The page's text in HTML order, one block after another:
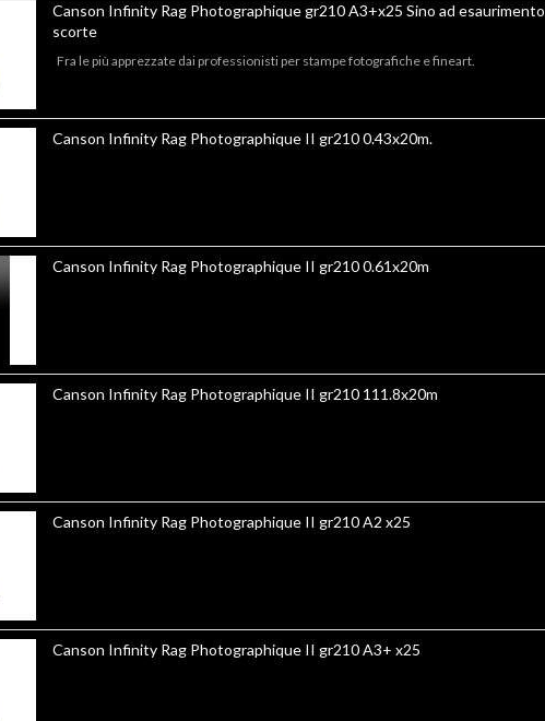
Canson Infinity Rag Photographique gr210 A3+x25 Sino ad esaurimento
scorte
Fra le più apprezzate dai professionisti per stampe fotografiche e fineart.
Canson Infinity Rag Photographique II gr210 0.43x20m.
Canson Infinity Rag Photographique II gr210 0.61x20m
Canson Infinity Rag Photographique II gr210 111.8x20m
Canson Infinity Rag Photographique II gr210 A2 x25
Canson Infinity Rag Photographique II gr210 A3+ x25